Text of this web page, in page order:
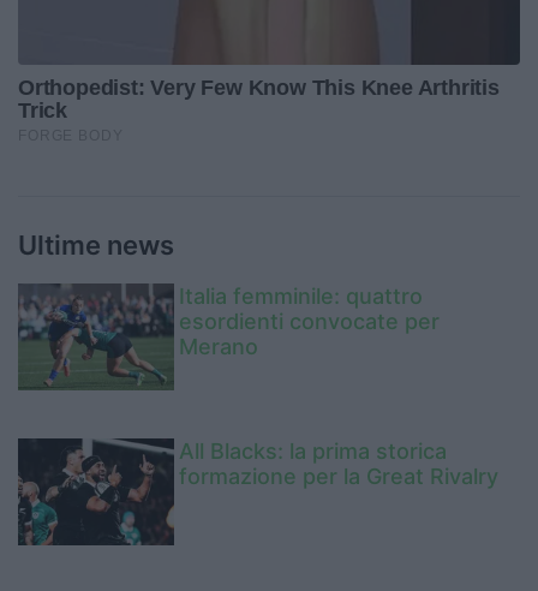
Ultime news
Italia femminile: quattro
esordienti convocate per
Merano
All Blacks: la prima storica
formazione per la Great Rivalry